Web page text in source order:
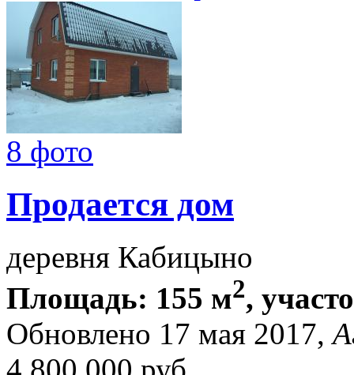
8 фото
Продается дом
деревня Кабицыно
Площадь: 155 м2,
Обновлено 17 мая 2017,